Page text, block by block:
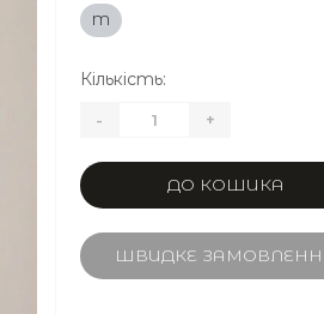
M
Кількість:
- +
ДО КОШИКА
ШВИДКЕ